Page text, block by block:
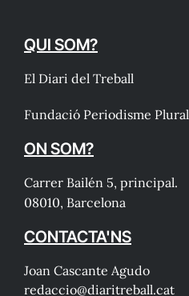
QUI SOM?
El Diari del Treball
Fundació Periodisme Plural
ON SOM?
Carrer Bailén 5, principal.
08010, Barcelona
CONTACTA'NS
Joan Cascante Agudo
redaccio@diaritreball.cat